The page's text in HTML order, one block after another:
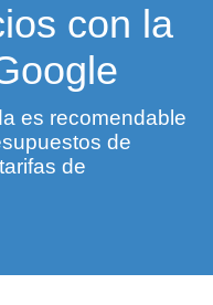
con la
es recomendable
de
de